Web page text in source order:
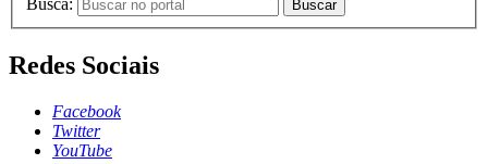
Buscar
Redes Sociais
Facebook
Twitter
YouTube